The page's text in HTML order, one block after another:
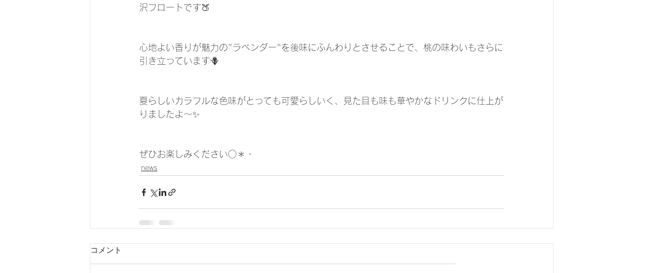
沢フロートです🍑
心地よい香りが魅力の"ラベンダー"を後味にふんわりとさせることで、桃の味わいもさらに
引き立っています🪻
夏らしいカラフルな色味がとっても可愛らしいく、見た目も味も華やかなドリンクに仕上が
りましたよ〜✨
ぜひお楽しみください○＊・
news
コメント